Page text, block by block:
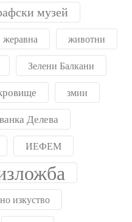
музей
жеравна животни
Зелени Балкани
змии
Делева
ИЕФЕМ
изкуство